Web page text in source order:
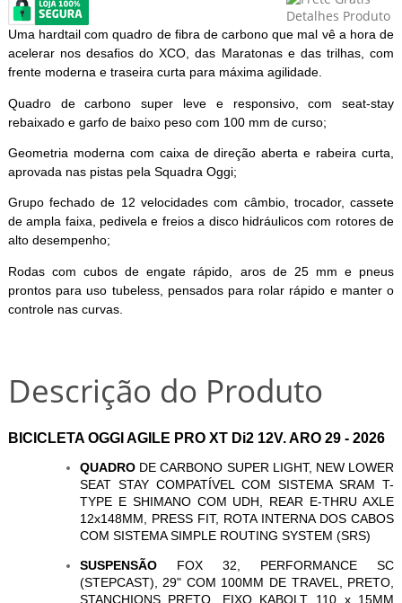
Uma hardtail com quadro de fibra de carbono que mal vê a hora de
acelerar nos desafios do XCO, das Maratonas e das trilhas, com
frente moderna e traseira curta para máxima agilidade.
Quadro de carbono super leve e responsivo, com seat-stay
rebaixado e garfo de baixo peso com 100 mm de curso;
Geometria moderna com caixa de direção aberta e rabeira curta,
aprovada nas pistas pela Squadra Oggi;
Grupo fechado de 12 velocidades com câmbio, trocador, cassete
de ampla faixa, pedivela e freios a disco hidráulicos com rotores de
alto desempenho;
Rodas com cubos de engate rápido, aros de 25 mm e pneus
prontos para uso tubeless, pensados para rolar rápido e manter o
controle nas curvas.
Descrição do Produto
BICICLETA OGGI AGILE PRO XT Di2 12V. ARO 29 - 2026
QUADRO DE CARBONO SUPER LIGHT, NEW LOWER
SEAT STAY COMPATÍVEL COM SISTEMA SRAM T-
TYPE E SHIMANO COM UDH, REAR E-THRU AXLE
12x148MM, PRESS FIT, ROTA INTERNA DOS CABOS
COM SISTEMA SIMPLE ROUTING SYSTEM (SRS)
SUSPENSÃO FOX 32, PERFORMANCE SC
(STEPCAST), 29" COM 100MM DE TRAVEL, PRETO,
STANCHIONS PRETO, EIXO KABOLT 110 x 15MM